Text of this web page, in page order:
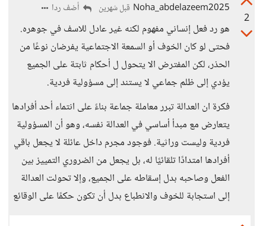
2
Noha_abdelazeem2025 قبل شهرين أضف ردا
هو رد فعل إنساني مفهوم لكنه غير عادل للاسف في جوهره.
فحتى لو كان الخوف أو السمعة الاجتماعية يفرضان نوعًا من
الحذر، لكن المفترض الا يتحول ل أحكام ثابتة على الجميع
يؤدي إلى ظلم جماعي لا يستند إلى مسؤولية فردية.
فكرة ان العدالة تبرر معاملة جماعة بناءً على انتماء أحد أفرادها
يتعارض مع مبدأ أساسي في العدالة نفسه، وهو أن المسؤولية
فردية وليست وراثية. فوجود مجرم داخل عائلة لا يجعل باقي
أفرادها امتدادًا تلقائيًا له، بل يجعل من الضروري التمييز بين
الفعل وصاحبه بدل إسقاطه على الجميع، وإلا تحولت العدالة
إلى استجابة للخوف والانطباع بدل أن تكون حكمًا على الوقائع